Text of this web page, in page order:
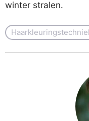
winter stralen.